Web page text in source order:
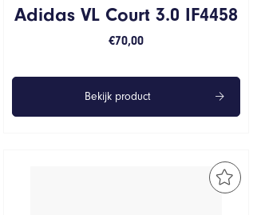
Adidas VL Court 3.0 IF4458
€70,00
Bekijk product